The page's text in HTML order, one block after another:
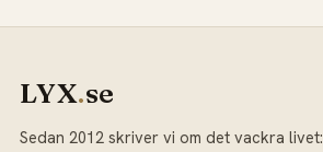
LYX.se
Sedan 2012 skriver vi om det vackra livet: